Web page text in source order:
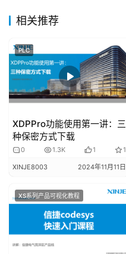
常
问
题
相关推荐
PLC
XDPPro功能使用第一讲：三
种保密方式下载
0 1.3K 1 1
XINJE8003 2024年11月11日
XS系列产品可视化教程